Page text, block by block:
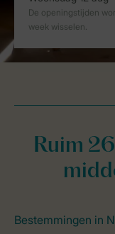
Ruim
Bestemmingen in